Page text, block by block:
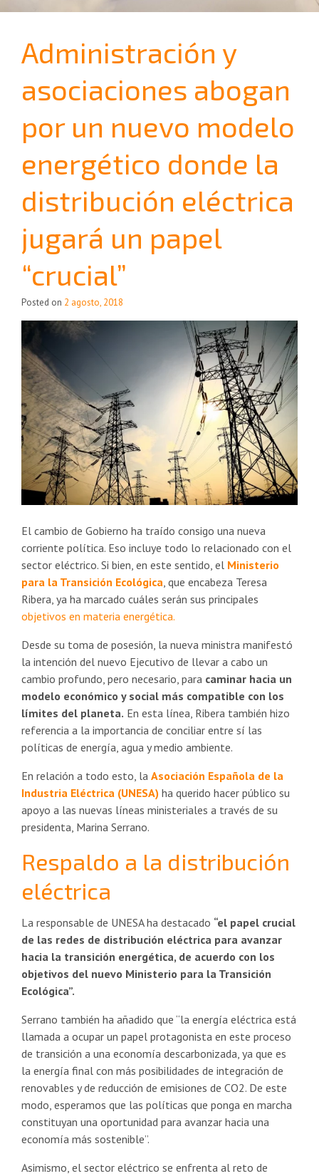
Administración y
asociaciones abogan
por un nuevo modelo
energético donde la
distribución eléctrica
jugará un papel
“crucial”
Posted on 2 agosto, 2018
El cambio de Gobierno ha traído consigo una nueva
corriente política. Eso incluye todo lo relacionado con el
sector eléctrico. Si bien, en este sentido, el Ministerio
para la Transición Ecológica , que encabeza Teresa
Ribera, ya ha marcado cuáles serán sus principales
objetivos en materia energética.
Desde su toma de posesión, la nueva ministra manifestó
la intención del nuevo Ejecutivo de llevar a cabo un
cambio profundo, pero necesario, para caminar hacia un
modelo económico y social más compatible con los
límites del planeta. En esta línea, Ribera también hizo
referencia a la importancia de conciliar entre sí las
políticas de energía, agua y medio ambiente.
En relación a todo esto, la Asociación Española de la
Industria Eléctrica (UNESA) ha querido hacer público su
apoyo a las nuevas líneas ministeriales a través de su
presidenta, Marina Serrano.
Respaldo a la distribución
eléctrica
La responsable de UNESA ha destacado “el papel crucial
de las redes de distribución eléctrica para avanzar
hacia la transición energética, de acuerdo con los
objetivos del nuevo Ministerio para la Transición
Ecológica”.
Serrano también ha añadido que “la energía eléctrica está
llamada a ocupar un papel protagonista en este proceso
de transición a una economía descarbonizada, ya que es
la energía final con más posibilidades de integración de
renovables y de reducción de emisiones de CO2. De este
modo, esperamos que las políticas que ponga en marcha
constituyan una oportunidad para avanzar hacia una
economía más sostenible”.
Asimismo, el sector eléctrico se enfrenta al reto de